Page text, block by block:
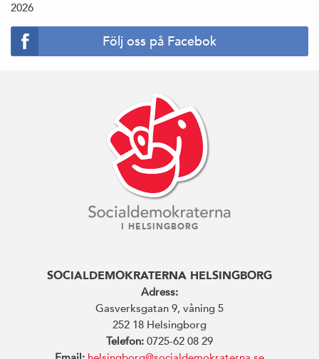
2026
Följ oss på Facebok
I HELSINGBORG
SOCIALDEMOKRATERNA HELSINGBORG
Adress:
Gasverksgatan 9, våning 5
252 18 Helsingborg
Telefon: 0725-62 08 29